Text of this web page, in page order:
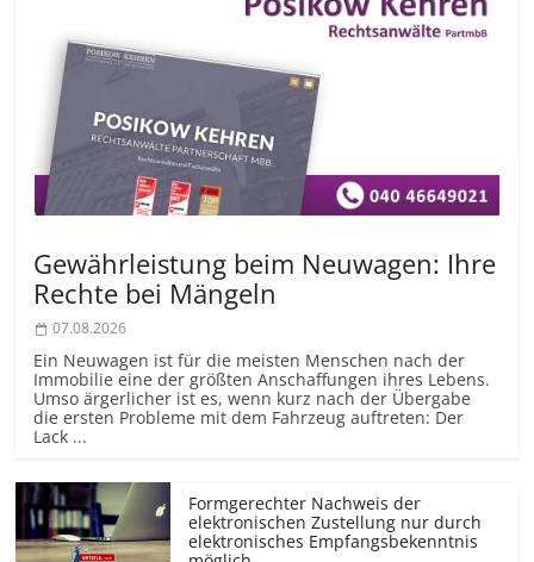
Gewährleistung beim Neuwagen: Ihre
Rechte bei Mängeln
07.08.2026
Ein Neuwagen ist für die meisten Menschen nach der
Immobilie eine der größten Anschaffungen ihres Lebens.
Umso ärgerlicher ist es, wenn kurz nach der Übergabe
die ersten Probleme mit dem Fahrzeug auftreten: Der
Lack ...
Formgerechter Nachweis der
elektronischen Zustellung nur durch
elektronisches Empfangsbekenntnis